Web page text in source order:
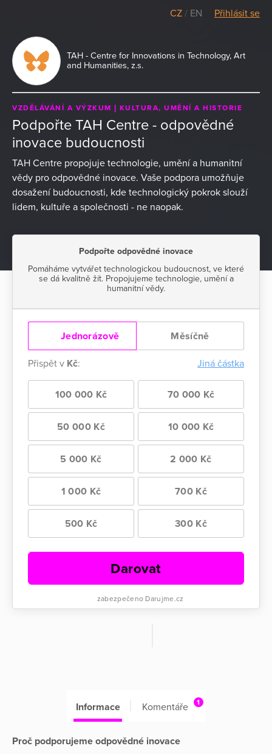
CZ / EN Přihlásit se
TAH - Centre for Innovations in Technology, Art
and Humanities, z.s.
VZDĚLÁVÁNÍ A VÝZKUM KULTURA, UMĚNÍ A HISTORIE
Podpořte TAH Centre - odpovědné
inovace budoucnosti
TAH Centre propojuje technologie, umění a humanitní
vědy pro odpovědné inovace. Vaše podpora umožňuje
dosažení budoucnosti, kde technologický pokrok slouží
lidem, kultuře a společnosti - ne naopak.
Podpořte odpovědné inovace
Pomáháme vytvářet technologickou budoucnost, ve které
se dá kvalitně žít. Propojujeme technologie, umění a
humanitní vědy.
Jednorázově Měsíčně
Přispět v Kč: Jiná částka
100 000 Kč 70 000 Kč
50 000 Kč 10 000 Kč
5 000 Kč 2 000 Kč
1 000 Kč 700 Kč
500 Kč 300 Kč
Darovat
zabezpečeno Darujme.cz
Informace Komentáře 1
Proč podporujeme odpovědné inovace